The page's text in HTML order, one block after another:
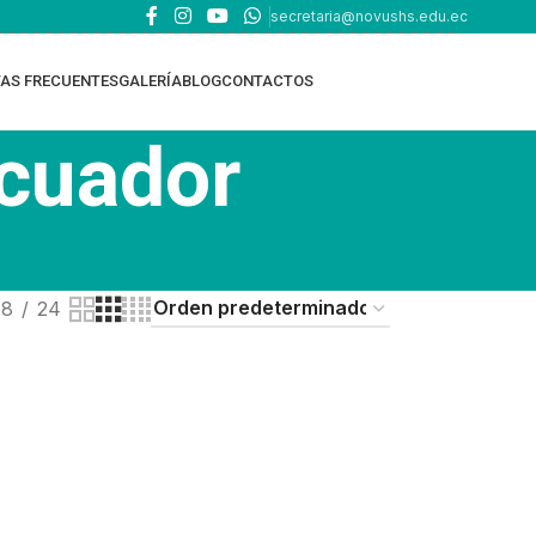
secretaria@novushs.edu.ec
FRECUENTESGALERÍABLOGCONTACTOS
24